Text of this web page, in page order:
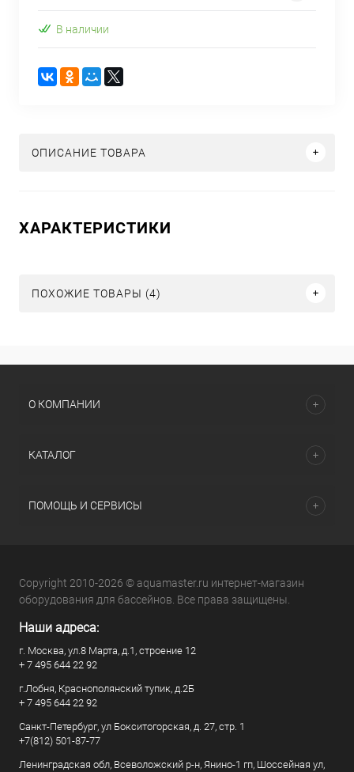
В наличии
ОПИСАНИЕ ТОВАРА
ХАРАКТЕРИСТИКИ
ПОХОЖИЕ ТОВАРЫ (4)
О КОМПАНИИ
КАТАЛОГ
ПОМОЩЬ И СЕРВИСЫ
Copyright 2010-2026 © aquamaster.ru интернет-магазин
оборудования для бассейнов. Все права защищены.
Наши адреса:
г. Москва, ул.8 Марта, д.1, строение 12
+ 7 495 644 22 92
г.Лобня, Краснополянский тупик, д.2Б
+ 7 495 644 22 92
Санкт-Петербург, ул Бокситогорская, д. 27, стр. 1
+7(812) 501-87-77
Ленинградская обл, Всеволожский р-н, Янино-1 гп, Шоссейная ул,